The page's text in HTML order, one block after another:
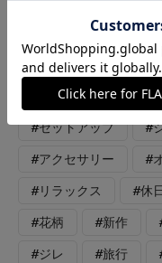
長さで、パンツとのバ
ーにTシャツを重ねても
ィスカジュアルにも着回
#セットアップ #
#アクセサリー #
#リラックス #休
#花柄 #新作
#ジレ #旅行